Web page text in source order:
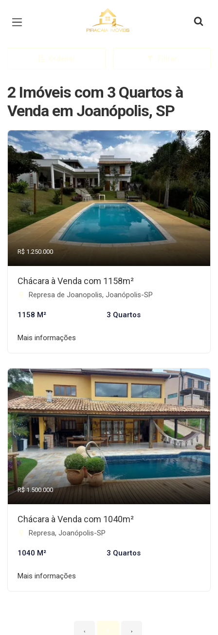
Página inicial
Ordenar Filtrar
2 Imóveis com 3 Quartos à
Venda em Joanópolis, SP
R$ 1.250.000
Chácara à Venda com 1158m²
Represa de Joanopolis, Joanópolis-SP
1158 M² 3 Quartos
Mais informações
R$ 1.500.000
Chácara à Venda com 1040m²
Represa, Joanópolis-SP
1040 M² 3 Quartos
Mais informações
‹ 1 ›